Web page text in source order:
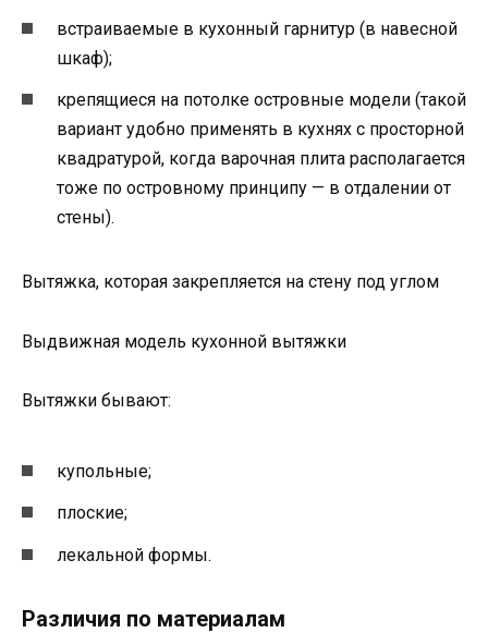
встраиваемые в кухонный гарнитур (в навесной
шкаф);
крепящиеся на потолке островные модели (такой
вариант удобно применять в кухнях с просторной
квадратурой, когда варочная плита располагается
тоже по островному принципу — в отдалении от
стены).
Вытяжка, которая закрепляется на стену под углом
Выдвижная модель кухонной вытяжки
Вытяжки бывают:
купольные;
плоские;
лекальной формы.
Различия по материалам